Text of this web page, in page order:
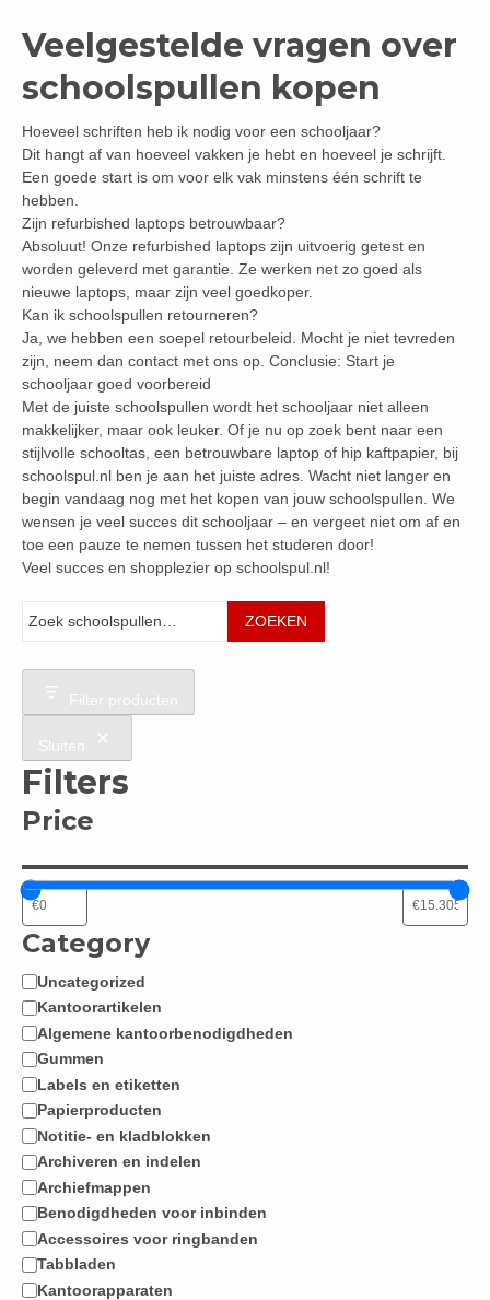
Veelgestelde vragen over
schoolspullen kopen
Hoeveel schriften heb ik nodig voor een schooljaar?
Dit hangt af van hoeveel vakken je hebt en hoeveel je schrijft.
Een goede start is om voor elk vak minstens één schrift te
hebben.
Zijn refurbished laptops betrouwbaar?
Absoluut! Onze refurbished laptops zijn uitvoerig getest en
worden geleverd met garantie. Ze werken net zo goed als
nieuwe laptops, maar zijn veel goedkoper.
Kan ik schoolspullen retourneren?
Ja, we hebben een soepel retourbeleid. Mocht je niet tevreden
zijn, neem dan contact met ons op. Conclusie: Start je
schooljaar goed voorbereid
Met de juiste schoolspullen wordt het schooljaar niet alleen
makkelijker, maar ook leuker. Of je nu op zoek bent naar een
stijlvolle schooltas, een betrouwbare laptop of hip kaftpapier, bij
schoolspul.nl ben je aan het juiste adres. Wacht niet langer en
begin vandaag nog met het kopen van jouw schoolspullen. We
wensen je veel succes dit schooljaar – en vergeet niet om af en
toe een pauze te nemen tussen het studeren door!
Veel succes en shopplezier op schoolspul.nl!
ZOEKEN
Filter producten
Sluiten
Filters
Price
Category
Categorie
Uncategorized
Kantoorartikelen
Algemene kantoorbenodigdheden
Gummen
Labels en etiketten
Papierproducten
Notitie- en kladblokken
Archiveren en indelen
Archiefmappen
Benodigdheden voor inbinden
Accessoires voor ringbanden
Tabbladen
Kantoorapparaten